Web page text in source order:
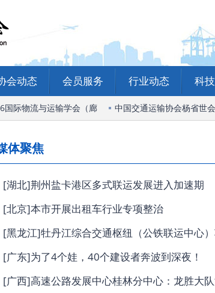
会动态 会员服务 行业动态 科
际物流与运输学会（廊 中国交通运输协会杨省世会
体聚焦
[湖北]荆州盐卡港区多式联运发展进入加速期
[北京]本市开展出租车行业专项整治
[黑龙江]牡丹江综合交通枢纽（公铁联运中心
[广东]为了4个娃，40个建设者奔波到深夜！
[广西]高速公路发展中心桂林分中心：龙胜大